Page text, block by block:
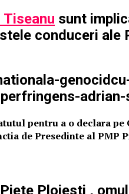
sunt
conduceri ale
pentru a o declara
de Presedinte al PMP
Ploiesti ,